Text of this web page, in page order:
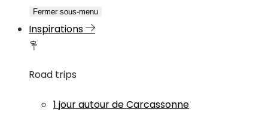
Fermer sous-menu
Inspirations
Road trips
1 jour autour de Carcassonne